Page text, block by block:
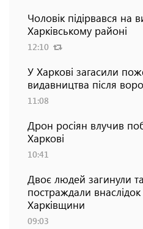
Чоловік підірвався на
Харківському районі
12:10
У Харкові загасили
видавництва після
11:08
Дрон росіян влучив
Харкові
10:41
Двоє людей загинули
постраждали внаслідок
Харківщини
09:03